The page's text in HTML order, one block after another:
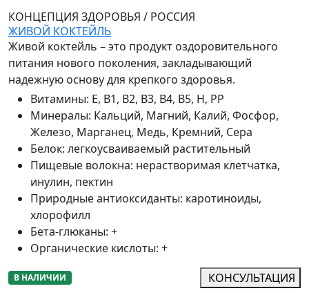
КОНЦЕПЦИЯ ЗДОРОВЬЯ / РОССИЯ
ЖИВОЙ КОКТЕЙЛЬ
Живой коктейль – это продукт оздоровительного
питания нового поколения, закладывающий
надежную основу для крепкого здоровья.
Витамины: Е, В1, В2, В3, В4, В5, Н, РР
Минералы: Кальций, Магний, Калий, Фосфор,
Железо, Марганец, Медь, Кремний, Сера
Белок: легкоусваиваемый растительный
Пищевые волокна: нерастворимая клетчатка,
инулин, пектин
Природные антиоксиданты: каротиноиды,
хлорофилл
Бета-глюканы: +
Органические кислоты: +
В НАЛИЧИИ КОНСУЛЬТАЦИЯ